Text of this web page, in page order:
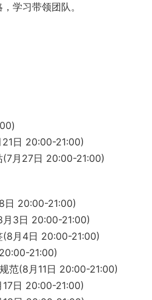
学习带领团队。
21日 20:00-21:00)
(7月27日 20:00-21:00)
日 20:00-21:00)
月3日 20:00-21:00)
(8月4日 20:00-21:00)
21:00)
范(8月11日 20:00-21:00)
日 20:00-21:00)